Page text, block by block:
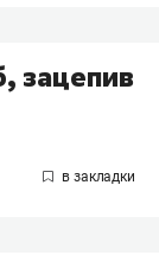
зацепив